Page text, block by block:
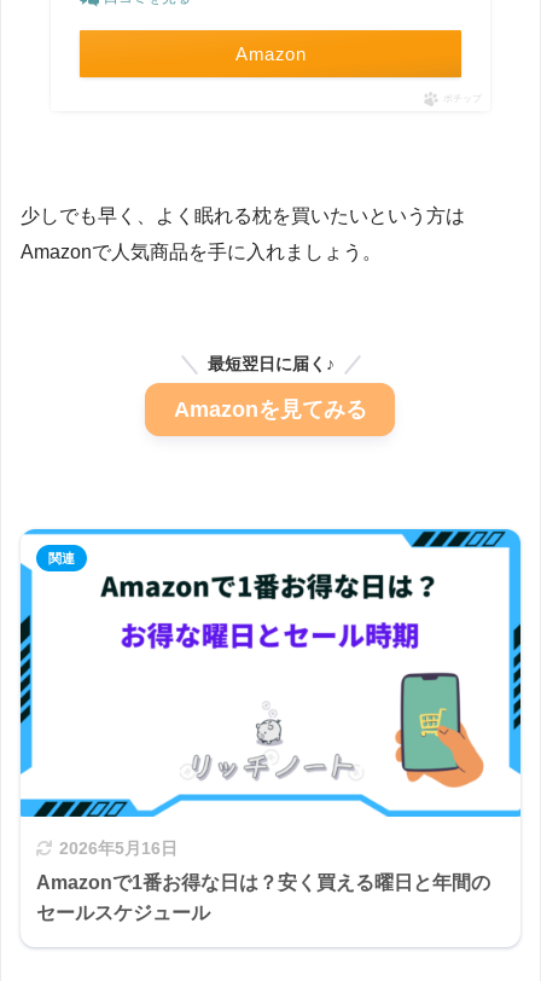
Amazon
ポチップ
少しでも早く、よく眠れる枕を買いたいという方は
Amazonで人気商品を手に入れましょう。
最短翌日に届く♪
Amazonを見てみる
2026年5月16日
Amazonで1番お得な日は？安く買える曜日と年間の
セールスケジュール